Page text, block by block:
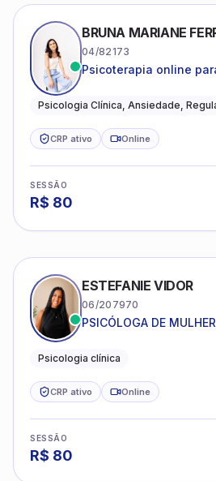
BRUNA MARIANE
04/82173
Psicoterapia online
reduzir a ansiedade e
Psicologia Clínica, Ansiedade,
CRP ativo Online
SESSÃO
R$ 80
ESTEFANIE VIDOR
06/207970
PSICÓLOGA DE
dentro da sua realidade.
Psicologia clínica
CRP ativo Online
SESSÃO
R$ 80